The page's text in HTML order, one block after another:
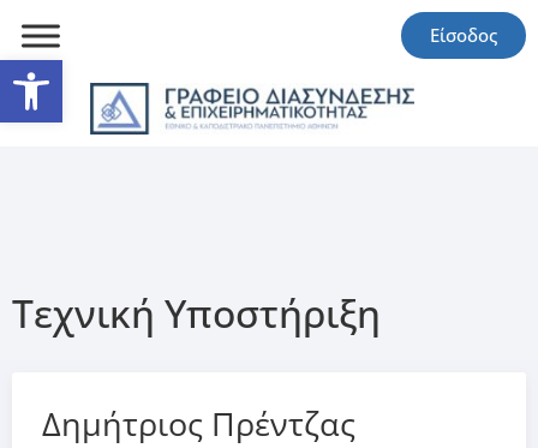
Ανοίξτε τη γραμμή
Είσοδος
Τεχνική Υποστήριξη
Δημήτριος Πρέντζας